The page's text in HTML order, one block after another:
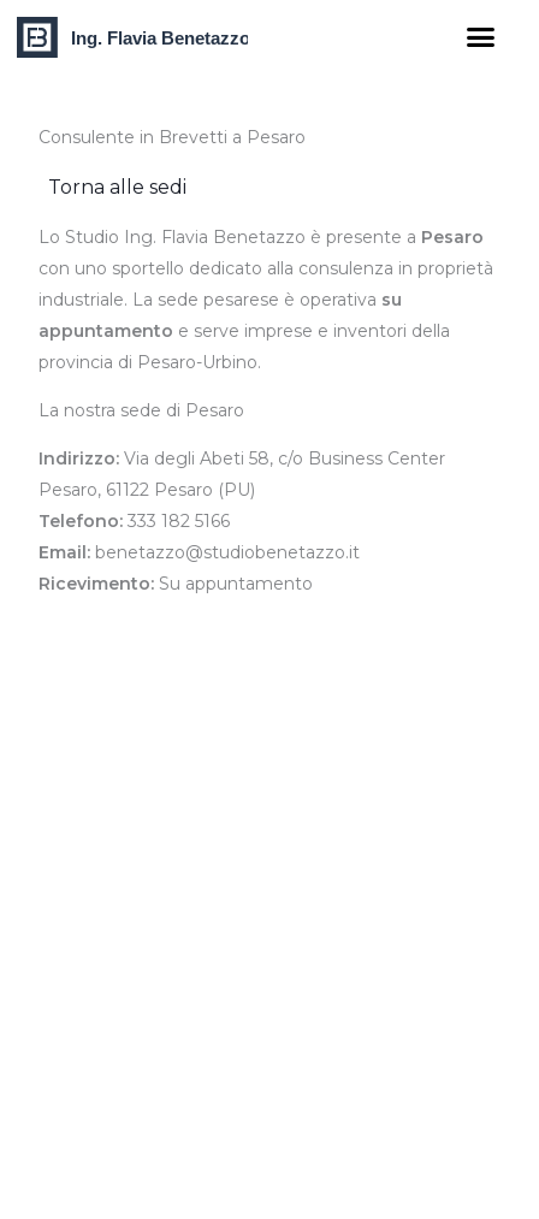
Vai
Consulente in Brevetti a Pesaro
Torna alle sedi
Lo Studio Ing. Flavia Benetazzo è presente a Pesaro
con uno sportello dedicato alla consulenza in proprietà
industriale. La sede pesarese è operativa su
appuntamento e serve imprese e inventori della
provincia di Pesaro-Urbino.
La nostra sede di Pesaro
Indirizzo:Via degli Abeti 58, c/o Business Center
Pesaro, 61122 Pesaro (PU)
Telefono:333 182 5166
Email:benetazzo@studiobenetazzo.it
Ricevimento:Su appuntamento